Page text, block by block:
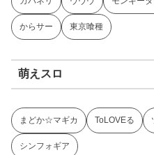
からサー 東京喰種
萌えスロ
まどか☆マギカ ToLOVEる
シンフォギア